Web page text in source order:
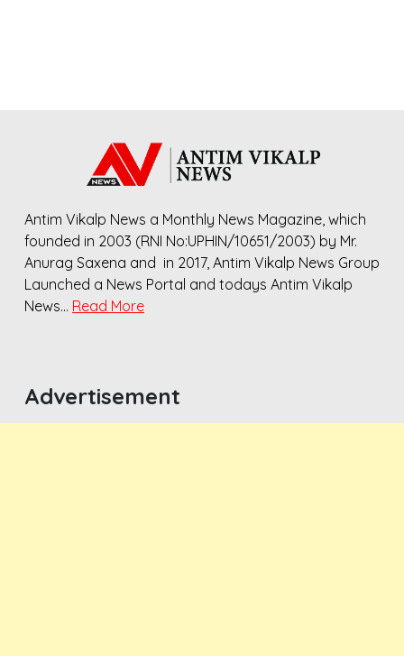
Antim Vikalp News a Monthly News Magazine, which
founded in 2003 (RNI No:UPHIN/10651/2003) by Mr.
Anurag Saxena and in 2017, Antim Vikalp News Group
Launched a News Portal and todays Antim Vikalp
News… Read More
Advertisement